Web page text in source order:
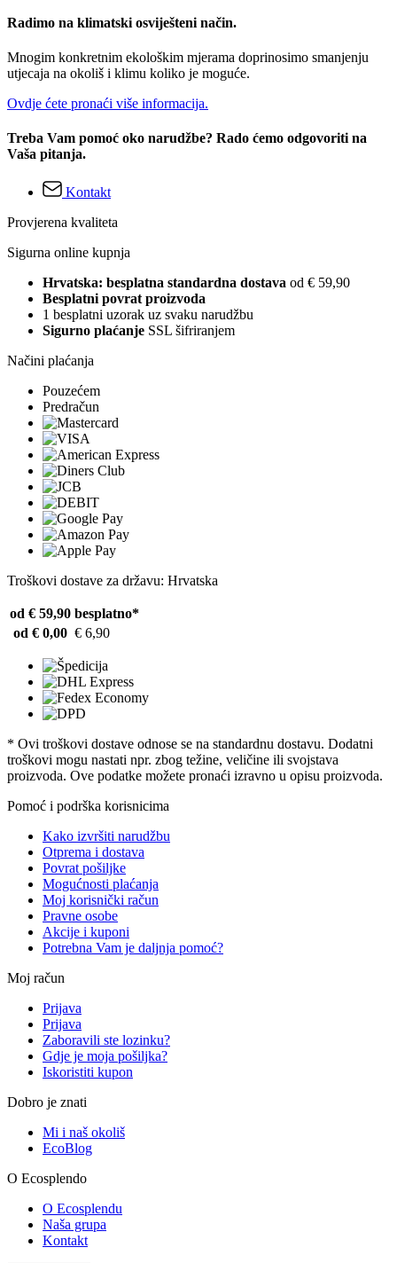
Radimo na klimatski osviješteni način.
Mnogim konkretnim ekološkim mjerama doprinosimo smanjenju
utjecaja na okoliš i klimu koliko je moguće.
Ovdje ćete pronaći više informacija.
Treba Vam pomoć oko narudžbe? Rado ćemo odgovoriti na
Vaša pitanja.
Kontakt
Provjerena kvaliteta
Sigurna online kupnja
Hrvatska: besplatna standardna dostava od € 59,90
Besplatni povrat proizvoda
1 besplatni uzorak uz svaku narudžbu
Sigurno plaćanje SSL šifriranjem
Načini plaćanja
Pouzećem
Predračun
Troškovi dostave za državu: Hrvatska
od € 59,90 besplatno*
od € 0,00 € 6,90
* Ovi troškovi dostave odnose se na standardnu ​​dostavu. Dodatni
troškovi mogu nastati npr. zbog težine, veličine ili svojstava
proizvoda. Ove podatke možete pronaći izravno u opisu proizvoda.
Pomoć i podrška korisnicima
Kako izvršiti narudžbu
Otprema i dostava
Povrat pošiljke
Mogućnosti plaćanja
Moj korisnički račun
Pravne osobe
Akcije i kuponi
Potrebna Vam je daljnja pomoć?
Moj račun
Prijava
Prijava
Zaboravili ste lozinku?
Gdje je moja pošiljka?
Iskoristiti kupon
Dobro je znati
Mi i naš okoliš
EcoBlog
O Ecosplendo
O Ecosplendu
Naša grupa
Kontakt